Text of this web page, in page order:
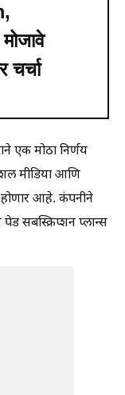
चर्चा
एक मोठा निर्णय
मीडिया आणि
आहे. कंपनीने
सबस्क्रिप्शन प्लान्स